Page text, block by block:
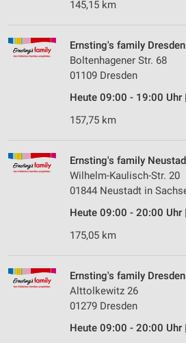
145,15 km
Ernsting's family Dresden
Boltenhagener Str. 68
01109 Dresden
Heute 09:00 - 19:00 Uhr |
157,75 km
Ernsting's family
Wilhelm-Kaulisch-Str. 20
01844 Neustadt in
Heute 09:00 - 20:00 Uhr |
175,05 km
Ernsting's family Dresden
Alttolkewitz 26
01279 Dresden
Heute 09:00 - 20:00 Uhr |